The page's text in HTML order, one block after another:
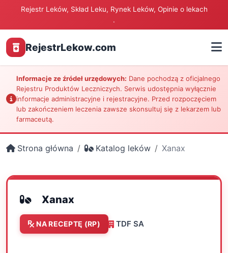
Rejestr Leków, Skład Leku, Rynek Leków, Opinie o lekach
.
RejestrLekow.com
Informacje ze źródeł urzędowych: Dane pochodzą z oficjalnego
Rejestru Produktów Leczniczych. Serwis udostępnia wyłącznie
informacje administracyjne i rejestracyjne. Przed rozpoczęciem
lub zakończeniem leczenia zawsze skonsultuj się z lekarzem lub
farmaceutą.
Strona główna Katalog leków Xanax
Xanax
NA RECEPTĘ (RP) TDF SA